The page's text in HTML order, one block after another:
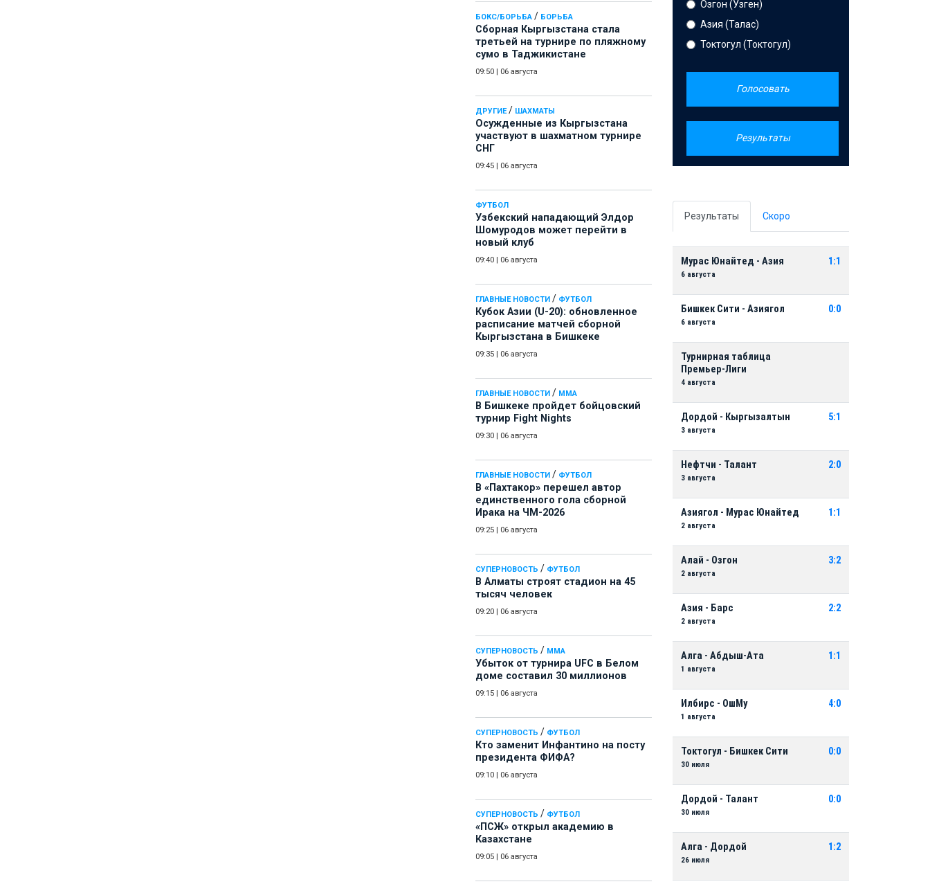
БОКС/БОРЬБА / БОРЬБА
Сборная Кыргызстана стала
третьей на турнире по пляжному
сумо в Таджикистане
09:50 06 августа
ДРУГИЕ/ ШАХМАТЫ
Осужденные из Кыргызстана
участвуют в шахматном турнире
СНГ
09:45 06 августа
ФУТБОЛ
Узбекский нападающий Элдор
Шомуродов может перейти в
новый клуб
09:40 06 августа
ГЛАВНЫЕ НОВОСТИ / ФУТБОЛ
Кубок Азии (U-20): обновленное
расписание матчей сборной
Кыргызстана в Бишкеке
09:35 06 августа
ГЛАВНЫЕ НОВОСТИ / ММА
В Бишкеке пройдет бойцовский
турнир Fight Nights
09:30 06 августа
ГЛАВНЫЕ НОВОСТИ / ФУТБОЛ
В «Пахтакор» перешел автор
единственного гола сборной
Ирака на ЧМ-2026
09:25 06 августа
СУПЕРНОВОСТЬ / ФУТБОЛ
В Алматы строят стадион на 45
тысяч человек
09:20 06 августа
СУПЕРНОВОСТЬ / ММА
Убыток от турнира UFC в Белом
доме составил 30 миллионов
09:15 06 августа
СУПЕРНОВОСТЬ / ФУТБОЛ
Кто заменит Инфантино на посту
президента ФИФА?
09:10 06 августа
СУПЕРНОВОСТЬ / ФУТБОЛ
«ПСЖ» открыл академию в
Казахстане
09:05 06 августа
Озгон (Узген)
Азия (Талас)
Токтогул (Токтогул)
Голосовать
Результаты
Результаты Скоро
Мурас Юнайтед - Азия
6 августа
1:1
Бишкек Сити - Азиягол
6 августа
0:0
Турнирная таблица
Премьер-Лиги
4 августа
Дордой - Кыргызалтын
3 августа
5:1
Нефтчи - Талант
3 августа
2:0
Азиягол - Мурас Юнайтед
2 августа
1:1
Алай - Озгон
2 августа
3:2
Азия - Барс
2 августа
2:2
Алга - Абдыш-Ата
1 августа
1:1
Илбирс - ОшМу
1 августа
4:0
Токтогул - Бишкек Сити
30 июля
0:0
Дордой - Талант
30 июля
0:0
Алга - Дордой
26 июля
1:2